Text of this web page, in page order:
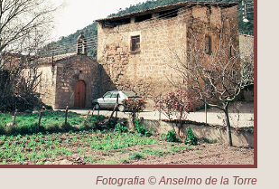
Fotografia © Anselmo de la Torre